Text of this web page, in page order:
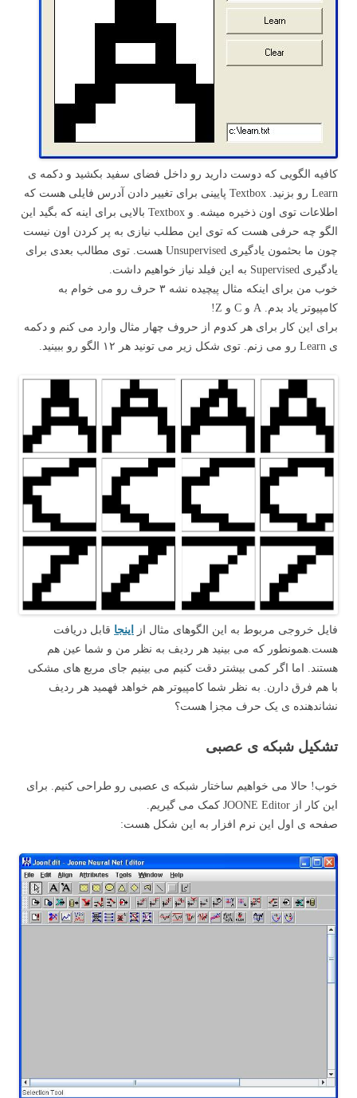
کافیه الگویی که دوست دارید رو داخل فضای سفید بکشید و دکمه ی
Learn رو بزنید. Textbox پایینی برای تغییر دادن آدرس فایلی هست که
اطلاعات توی اون ذخیره میشه. و Textbox بالایی برای اینه که بگید این
الگو چه حرفی هست که توی این مطلب نیازی به پر کردن اون نیست
چون ما بحثمون یادگیری Unsupervised هست. توی مطالب بعدی برای
یادگیری Supervised به این فیلد نیاز خواهیم داشت.
خوب من برای اینکه مثال پیچیده نشه ۳ حرف رو می خوام به
کامپیوتر یاد بدم. A و C و Z!
برای این کار برای هر کدوم از حروف چهار مثال وارد می کنم و دکمه
ی Learn رو می زنم. توی شکل زیر می تونید هر ۱۲ الگو رو ببینید.
فایل خروجی مربوط به این الگوهای مثال از اینجا قابل دریافت
هست.همونطور که می بینید هر ردیف به نظر من و شما عین هم
هستند. اما اگر کمی بیشتر دقت کنیم می بینیم جای مربع های مشکی
با هم فرق دارن. به نظر شما کامپیوتر هم خواهد فهمید هر ردیف
نشاندهنده ی یک حرف مجزا هست؟
تشکیل شبکه ی عصبی
خوب! حالا می خواهیم ساختار شبکه ی عصبی رو طراحی کنیم. برای
این کار از JOONE Editor کمک می گیریم.
صفحه ی اول این نرم افزار به این شکل هست: